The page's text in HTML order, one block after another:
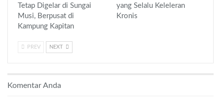
Tetap Digelar di Sungai
Musi, Berpusat di
Kampung Kapitan
yang Selalu Keleleran
Kronis
PREV NEXT
Komentar Anda